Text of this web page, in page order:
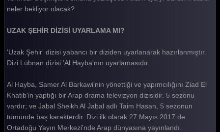
Uzak Şehir 37. Bölüm
Uzak Şehir 36. Bölüm
Uzak Şehir 35. Bölüm
Uzak Şehir 34. Bölüm
Uzak Şehir 33. Bölüm
Uzak Şehir 32. Bölüm
neler bekliyor olacak?
UZAK ŞEHİR DİZİSİ UYARLAMA MI?
'Uzak Şehir' dizisi yabancı bir diziden uyarlanarak hazırlanmıştır.
Dizi Lübnan dizisi 'Al Hayba'nın uyarlamasıdır.
Al Hayba, Samer Al Barkawi'nin yönettiği ve yapımcılığını Ziad El
Khatib'in yaptığı bir Arap drama televizyon dizisidir. 5 sezonu
vardır; ve Jabal Sheikh Al Jabal adlı Taim Hasan, 5 sezonun
tümünde baş karakterdir. Dizi ilk olarak 27 Mayıs 2017 de
Ortadoğu Yayın Merkezi'nde Arap dünyasına yayınlandı.